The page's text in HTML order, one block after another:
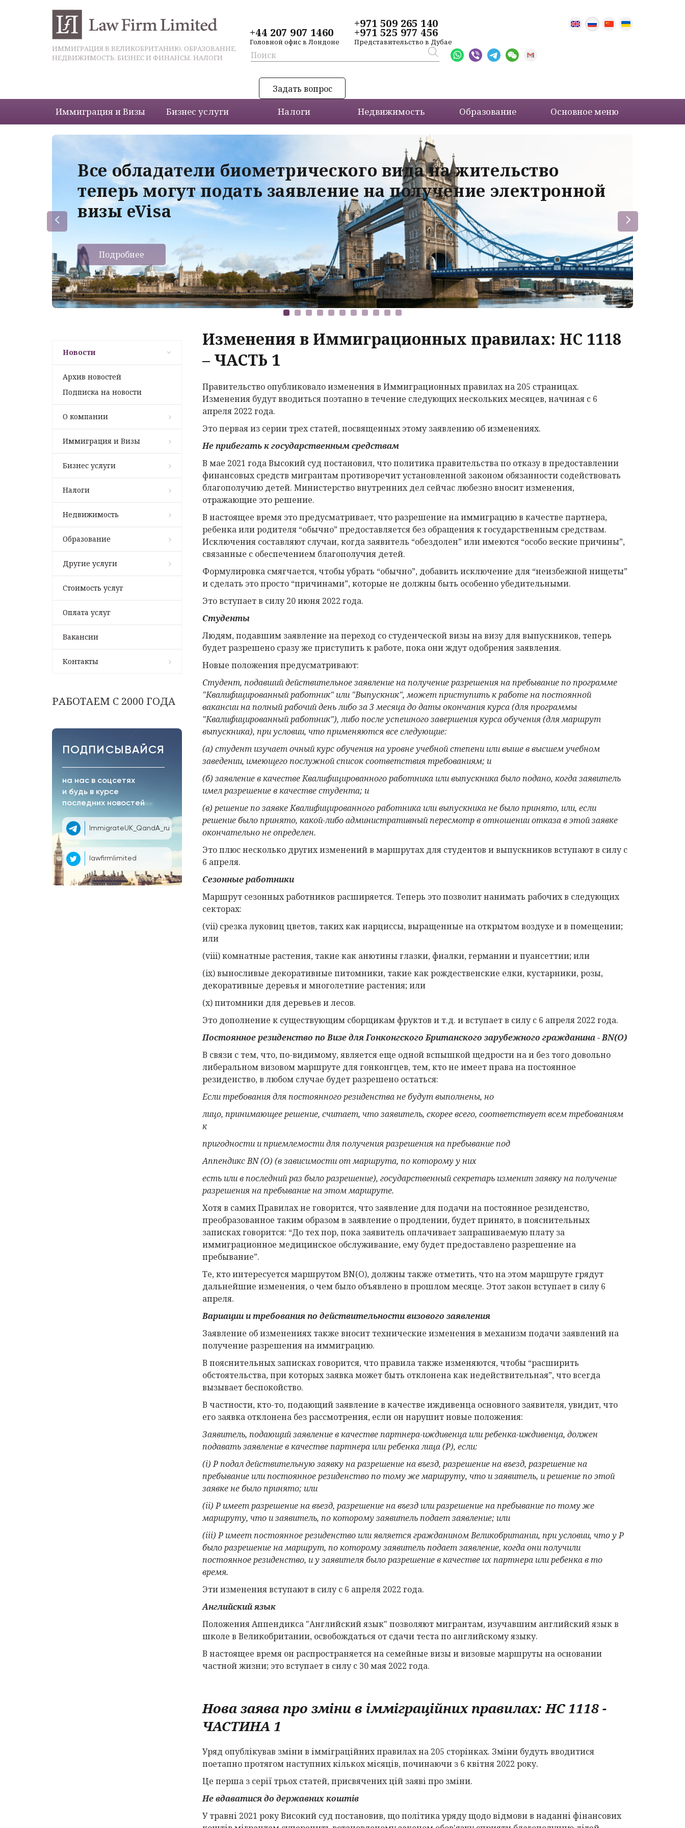
ИММИГРАЦИЯ В ВЕЛИКОБРИТАНИЮ, ОБРАЗОВАНИЕ,
НЕДВИЖИМОСТЬ, БИЗНЕС И ФИНАНСЫ, НАЛОГИ
+44 207 907 1460
Головной офис в Лондоне
+971 509 265 140
+971 525 977 456
Представительство в Дубае
Задать вопрос
Иммиграция и Визы Бизнес услуги Налоги Недвижимость Образование Основное меню
Все обладатели биометрического вида на жительство
теперь могут подать заявление на получение электронной
визы eVisa
Подробнее
Новости
Архив новостей
Подписка на новости
О компании
Иммиграция и Визы
Бизнес услуги
Налоги
Недвижимость
Образование
Другие услуги
Стоимость услуг
Оплата услуг
Вакансии
Контакты
РАБОТАЕМ С 2000 ГОДА
ПОДПИСЫВАЙСЯ
на нас в соцсетях
и будь в курсе
последних новостей
ImmigrateUK_QandA_ru
lawfirmlimited
Изменения в Иммиграционных правилах: HC 1118
– ЧАСТЬ 1
Правительство опубликовало изменения в Иммиграционных правилах на 205 страницах.
Изменения будут вводиться поэтапно в течение следующих нескольких месяцев, начиная с 6
апреля 2022 года.
Это первая из серии трех статей, посвященных этому заявлению об изменениях.
Не прибегать к государственнымсредствам
В мае 2021 года Высокий суд постановил, что политика правительства по отказу в предоставлении
финансовых средств мигрантам противоречит установленной законом обязанности содействовать
благополучию детей. Министерство внутренних дел сейчас любезно вносит изменения,
отражающие это решение.
В настоящее время это предусматривает, что разрешение на иммиграцию в качестве партнера,
ребенка или родителя “обычно” предоставляется без обращения к государственным средствам.
Исключения составляют случаи, когда заявитель “обездолен” или имеются “особо веские причины”,
связанные с обеспечением благополучия детей.
Формулировка смягчается, чтобы убрать “обычно”, добавить исключение для “неизбежной нищеты”
и сделать это просто “причинами”, которые не должны быть особенно убедительными.
Это вступает в силу 20 июня 2022 года.
Студенты
Людям, подавшим заявление на переход со студенческой визы на визу для выпускников, теперь
будет разрешено сразу же приступить к работе, пока они ждут одобрения заявления.
Новые положения предусматривают:
Студент, подавший действительное заявление на получение разрешения на пребывание по программе
"Квалифицированный работник" или "Выпускник", может приступить к работе на постоянной
вакансии на полный рабочий день либо за 3 месяца до даты окончания курса (для программы
"Квалифицированный работник"), либо после успешного завершения курса обучения (для маршрут
выпускника), при условии, что применяются все следующие:
(а) студент изучает очный курс обучения на уровнеучебнойстепени или вышев высшем учебном
заведении, имеющего послужной список соответствия требованиям; и
(б) заявление в качестве Квалифицированного работника или выпускника было подано, когда заявитель
имел разрешение в качестве студента; и
(в) решение по заявке Квалифицированного работника или выпускника не было принято, или, если
решение было принято, какой-либо административный пересмотр в отношении отказа в этой заявке
окончательно не определен.
Это плюс несколько других изменений в маршрутах для студентов и выпускников вступают в силу с
6 апреля.
Сезонныеработники
Маршрут сезонных работников расширяется. Теперь это позволит нанимать рабочих в следующих
секторах:
(vii) срезка луковиц цветов, таких как нарциссы, выращенные на открытом воздухе и в помещении;
или
(viii) комнатные растения, такие как анютины глазки, фиалки, германии и пуансеттии; или
(ix) выносливые декоративные питомники, такие как рождественские елки, кустарники, розы,
декоративные деревья и многолетние растения; или
(x) питомники для деревьев и лесов.
Это дополнение к существующим сборщикам фруктов и т.д. и вступает в силу с 6 апреля 2022 года.
Постоянное резиденство поВизедля Гонконгского Британского зарубежного гражданина-BN(O)
В связи с тем, что, по-видимому, является еще одной вспышкой щедрости на и без того довольно
либеральном визовом маршруте для гонконгцев, тем, кто не имеет права на постоянное
резиденство, в любом случае будет разрешено остаться:
Если требования дляпостоянного резиденстване будут выполнены, но
лицо, принимающее решение, считает, что заявитель, скорее всего, соответствует всем требованиям
к
пригодности и приемлемости для получения разрешения на пребывание под
АппендиксBN(O) (в зависимости от маршрута, по которому у них
есть или в последний раз было разрешение), государственный секретарь изменит заявку на получение
разрешения на пребывание на этом маршруте.
Хотя в самих Правилах не говорится, что заявление для подачи на постоянное резиденство,
преобразованное таким образом в заявление о продлении, будет принято, в пояснительных
записках говорится: “До тех пор, пока заявитель оплачивает запрашиваемую плату за
иммиграционное медицинское обслуживание, ему будет предоставлено разрешение на
пребывание”.
Те, кто интересуется маршрутом BN(O), должны также отметить, что на этом маршруте грядут
дальнейшие изменения, о чем было объявлено в прошлом месяце. Этот закон вступает в силу 6
апреля.
Вариации итребования по действительности визового заявления
Заявление об изменениях также вносит технические изменения в механизм подачи заявлений на
получение разрешения на иммиграцию.
В пояснительных записках говорится, что правила также изменяются, чтобы “расширить
обстоятельства, при которых заявка может быть отклонена как недействительная”, что всегда
вызывает беспокойство.
В частности, кто-то, подающий заявление в качестве иждивенца основного заявителя, увидит, что
его заявка отклонена без рассмотрения, если он нарушит новые положения:
Заявитель, подающий заявление в качестве партнера-иждивенца или ребенка-иждивенца, должен
подавать заявление в качестве партнера или ребенка лица (P), если:
(i)Pподал действительную заявку на разрешение на въезд, разрешение на въезд, разрешение на
пребывание илипостоянное резиденствопо тому же маршруту, что и заявитель, и решение по этой
заявке не было принято; или
(ii)P имеет разрешение на въезд, разрешение на въезд или разрешение на пребывание по тому же
маршруту, что и заявитель, по которому заявитель подает заявление; или
(iii)P имеет постоянное резиденство или является гражданином Великобритании, при условии, что уP
было разрешение на маршрут, по которому заявитель подает заявление, когда ониполучили
постоянное резиденство, и у заявителя было разрешение в качестве их партнера или ребенка в то
время.
Эти изменения вступают в силу с 6 апреля 2022 года.
Английский язык
Положения Аппендикса "Английский язык" позволяют мигрантам, изучавшим английский язык в
школе в Великобритании, освобождаться от сдачи теста по английскому языку.
В настоящее время он распространяется на семейные визы и визовые маршруты на основании
частной жизни; это вступает в силу с 30 мая 2022 года.
Нова заява про зміни в імміграційних правилах:HC1118 -
ЧАСТИНА 1
Уряд опублікував зміни в імміграційних правилах на 205 сторінках. Зміни будуть вводитися
поетапно протягом наступних кількох місяців, починаючи з 6 квітня 2022 року.
Це перша з серії трьох статей, присвячених цій заяві про зміни.
Не вдаватися до державних коштів
У травні 2021 року Високий суд постановив, що політика уряду щодо відмови в наданні фінансових